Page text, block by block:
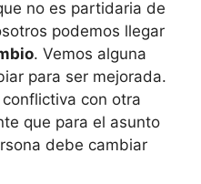
no es partidaria de
podemos llegar
. Vemos alguna
para ser mejorada.
con otra
que para el asunto
debe cambiar